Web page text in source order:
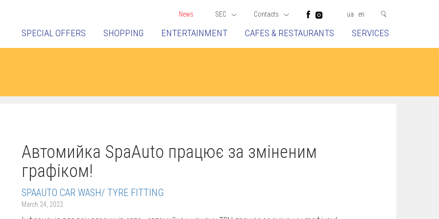
News SEC Contacts ua en
SPECIAL OFFERS SHOPPING ENTERTAINMENT CAFES & RESTAURANTS SERVICES
Автомийка SpaAuto працює за зміненим
графіком!
SPAAUTO CAR WASH/ TYRE FITTING
March 24, 2022